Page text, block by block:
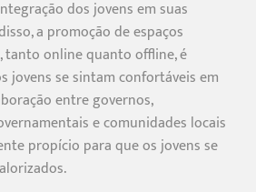
dos jovens em suas
a promoção de espaços
tanto online quanto offline, é
jovens se sintam confortáveis em
entre governos,
e comunidades locais
propício para que os jovens se